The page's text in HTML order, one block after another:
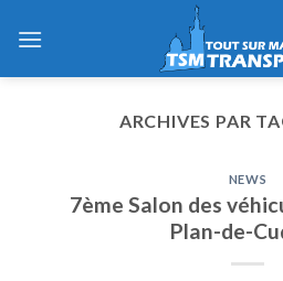
ARCHIVES PAR
NEWS
7ème Salon des
Plan-de-